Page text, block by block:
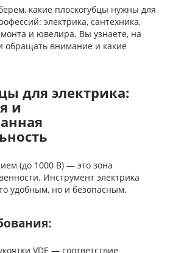
какие плоскогубцы нужны для
электрика, сантехника,
и ювелира. Вы узнаете, на
обращать внимание и какие
для электрика:
и
(до 1000 В) — это зона
Инструмент электрика
удобным, но и безопасным.
VDE — соответствие